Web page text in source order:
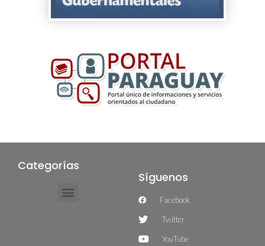
Categorías
Síguenos
Facebook
Twitter
YouTube